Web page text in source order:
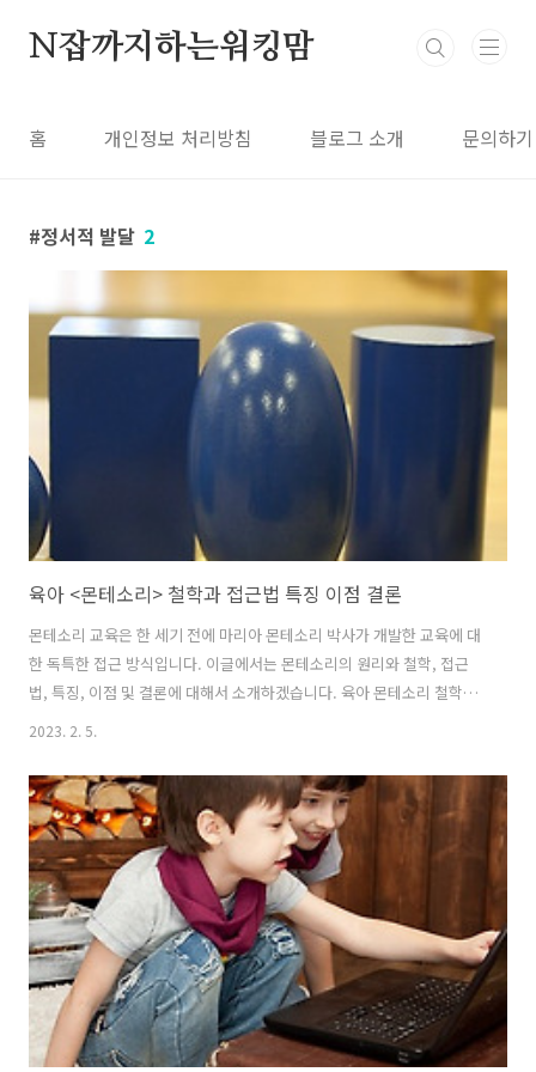
N잡까지하는워킹맘
홈 개인정보 처리방침 블로그 소개 문의하기
정서적 발달 2
육아 <몬테소리> 철학과 접근법 특징 이점 결론
몬테소리 교육은 한 세기 전에 마리아 몬테소리 박사가 개발한 교육에 대
한 독특한 접근 방식입니다. 이글에서는 몬테소리의 원리와 철학, 접근
법, 특징, 이점 및 결론에 대해서 소개하겠습니다. 육아 몬테소리 철학과
접근법 몬테소리 교육의 핵심 원칙은 아이들은 타고난 배움의 욕구를 가
있는 지원적인 환경을 제공하는 것이라는 생각에 집중되어 있습니다. 이
접근 방식은 아이들이 자연스럽게 호기심이 많고 학습 동기가 있으며 교
사는 아이들이 그렇게 할 수 있는 자료와 기회를 제공해야 한다는 믿음에
기반합니다. 이 접근 방식은 아이들이 자연스럽게 호기심이 많고 학습 동
기가 있으며 교사는 아이들이 그렇게 할 수 있는 자료와 기회를 제공해야
한다는 믿음에..
2023. 2. 5.